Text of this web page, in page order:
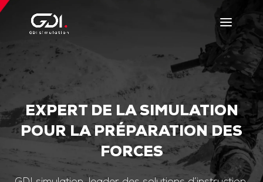
EXPERT DE LA SIMULATION
POUR LA PRÉPARATION DES
FORCES